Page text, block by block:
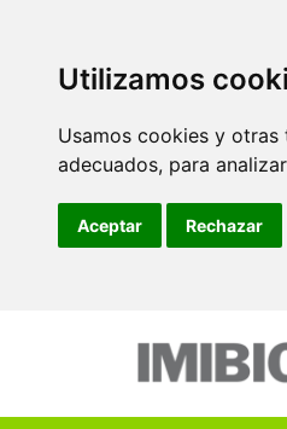
Utilizamos
Usamos cookies y
adecuados, para
Aceptar Rechazar